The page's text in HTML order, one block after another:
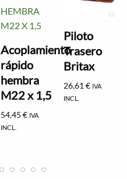
Acoplamiento
rápido
hembra
M22 x 1,5
54,45€ IVA
INCL.
Piloto
Trasero
Britax
26,61€ IVA
INCL.